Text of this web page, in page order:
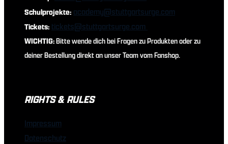
Schulprojekte: academy@stuttgartsurge.com
Tickets: tickets@stuttgartsurge.com
WICHTIG:Bitte wende dich bei Fragen zu Produkten oder zu
deiner Bestellung direkt an unser Team vom Fanshop.
RIGHTS & RULES
Impressum
Datenschutz